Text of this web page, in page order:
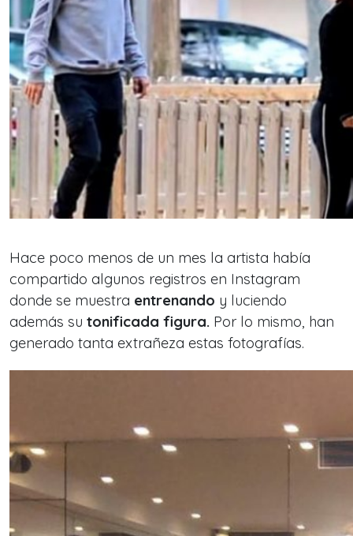
Hace poco menos de un mes la artista había
compartido algunos registros en Instagram
donde se muestra entrenando y luciendo
además su tonificada figura. Por lo mismo, han
generado tanta extrañeza estas fotografías.